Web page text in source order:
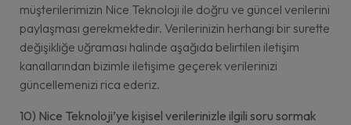
müşterilerimizin Nice Teknoloji ile doğru ve güncel verilerini
paylaşması gerekmektedir. Verilerinizin herhangi bir surette
değişikliğe uğraması halinde aşağıda belirtilen iletişim
kanallarından bizimle iletişime geçerek verilerinizi
güncellemenizi rica ederiz.
10) Nice Teknoloji’ye kişisel verilerinizle ilgili soru sormak